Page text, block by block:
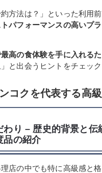
方法は？」といった利用
パフォーマンスの高いプ
高の食体験を手に入れる
と出会うヒントをチェック
コクを代表する高
り – 歴史的背景と伝
品の紹介
店の中でも特に高級感と